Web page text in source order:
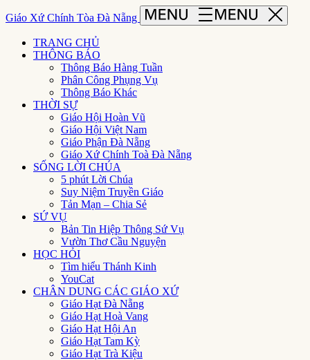
Giáo Xứ Chính Tòa Đà Nẵng
TRANG CHỦ
THÔNG BÁO
Thông Báo Hàng Tuần
Phân Công Phụng Vụ
Thông Báo Khác
THỜI SỰ
Giáo Hội Hoàn Vũ
Giáo Hội Việt Nam
Giáo Phận Đà Nẵng
Giáo Xứ Chính Toà Đà Nẵng
SỐNG LỜI CHÚA
5 phút Lời Chúa
Suy Niệm Truyền Giáo
Tản Mạn – Chia Sẻ
SỨ VỤ
Bản Tin Hiệp Thông Sứ Vụ
Vườn Thơ Cầu Nguyện
HỌC HỎI
Tìm hiểu Thánh Kinh
YouCat
CHÂN DUNG CÁC GIÁO XỨ
Giáo Hạt Đà Nẵng
Giáo Hạt Hoà Vang
Giáo Hạt Hội An
Giáo Hạt Tam Kỳ
Giáo Hạt Trà Kiệu